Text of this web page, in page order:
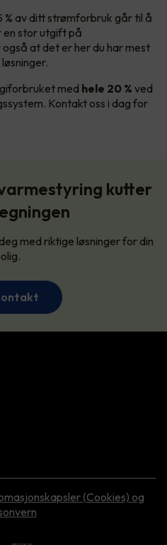
% av ditt strømforbruk går til å
en stor utgift på
at det er her du har mest
med hele 20 % ved
Kontakt oss i dag for
kutter
med riktige løsninger for din
(Cookies) og